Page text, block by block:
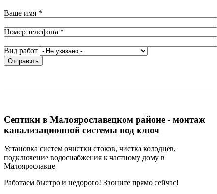
Ваше имя *
Номер телефона *
Вид работ
Отправить
Септики в Малоярославецком районе - монтаж
канализационной системы под ключ
Установка систем очистки стоков, чистка колодцев,
подключение водоснабжения к частному дому в
Малоярославце
Работаем быстро и недорого! Звоните прямо сейчас!